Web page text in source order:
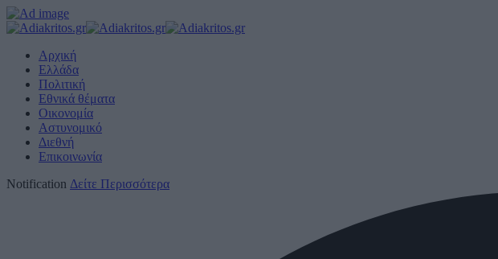
Αρχική
Ελλάδα
Πολιτική
Εθνικά θέματα
Οικονομία
Αστυνομικό
Διεθνή
Επικοινωνία
Notification Δείτε Περισσότερα